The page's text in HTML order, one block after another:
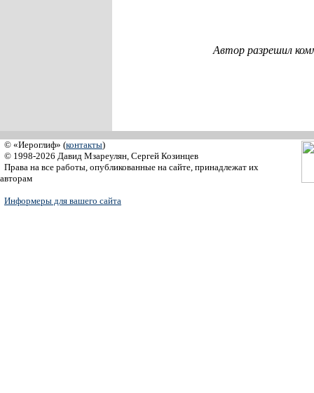
Автор разрешил
© «Иероглиф» (контакты)
© 1998-2026 Давид Мзареулян, Сергей Козинцев
Права на все работы, опубликованные на сайте, принадлежат их
авторам
Информеры для вашего сайта